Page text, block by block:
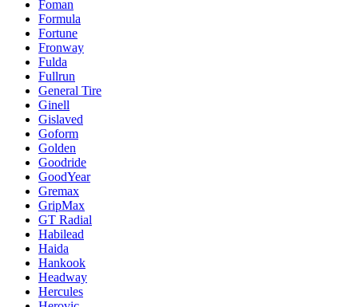
Foman
Formula
Fortune
Fronway
Fulda
Fullrun
General Tire
Ginell
Gislaved
Goform
Golden
Goodride
GoodYear
Gremax
GripMax
GT Radial
Habilead
Haida
Hankook
Headway
Hercules